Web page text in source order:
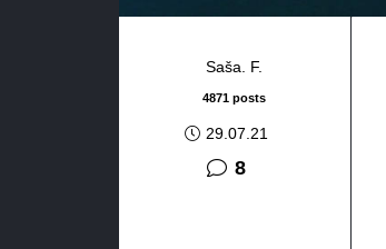
Saša. F.
4871 posts
29.07.21
8komentara